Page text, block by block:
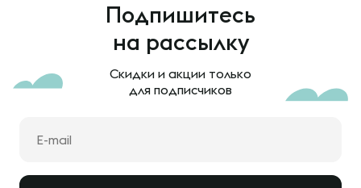
Подпишитесь
на рассылку
Скидки и акции только
для подписчиков